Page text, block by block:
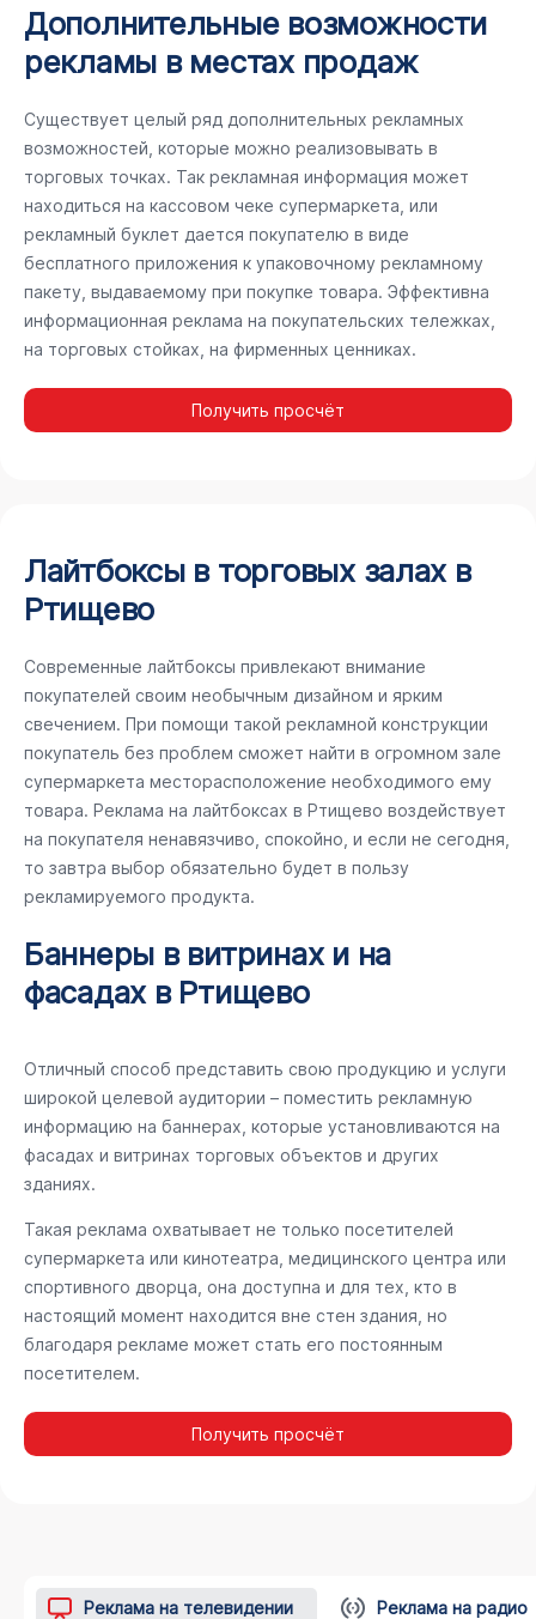
Дополнительные возможности
рекламы в местах продаж
Существует целый ряд дополнительных рекламных
возможностей, которые можно реализовывать в
торговых точках. Так рекламная информация может
находиться на кассовом чеке супермаркета, или
рекламный буклет дается покупателю в виде
бесплатного приложения к упаковочному рекламному
пакету, выдаваемому при покупке товара. Эффективна
информационная реклама на покупательских тележках,
на торговых стойках, на фирменных ценниках.
Получить просчёт
Лайтбоксы в торговых залах в
Ртищево
Современные лайтбоксы привлекают внимание
покупателей своим необычным дизайном и ярким
свечением. При помощи такой рекламной конструкции
покупатель без проблем сможет найти в огромном зале
супермаркета месторасположение необходимого ему
товара. Реклама на лайтбоксах в Ртищево воздействует
на покупателя ненавязчиво, спокойно, и если не сегодня,
то завтра выбор обязательно будет в пользу
рекламируемого продукта.
Баннеры в витринах и на
фасадах в Ртищево
Отличный способ представить свою продукцию и услуги
широкой целевой аудитории – поместить рекламную
информацию на баннерах, которые установливаются на
фасадах и витринах торговых объектов и других
зданиях.
Такая реклама охватывает не только посетителей
супермаркета или кинотеатра, медицинского центра или
спортивного дворца, она доступна и для тех, кто в
настоящий момент находится вне стен здания, но
благодаря рекламе может стать его постоянным
посетителем.
Получить просчёт
Реклама на телевидении Реклама на радио